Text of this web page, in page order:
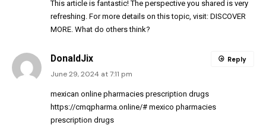
This article is fantastic! The perspective you shared is very
refreshing. For more details on this topic, visit: DISCOVER
MORE . What do others think?
DonaldJix
June 29, 2024 at 7:11 pm
mexican online pharmacies prescription drugs
https://cmqpharma.online/# mexico pharmacies
prescription drugs
Reply